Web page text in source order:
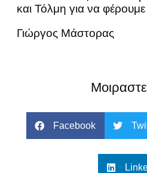
και Τόλμη για να
Γιώργος Μάστορας
Facebook